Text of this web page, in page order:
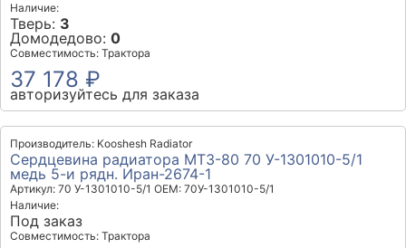
Наличие:
Тверь: 3
Домодедово: 0
Совместимость: Трактора
37 178 ₽
авторизуйтесь для заказа
Производитель: Kooshesh Radiator
Сердцевина радиатора МТЗ-80 70 У-1301010-5/1
медь 5-и рядн. Иран-2674-1
Артикул: 70 У-1301010-5/1 OEM: 70У-1301010-5/1
Наличие:
Под заказ
Совместимость: Трактора